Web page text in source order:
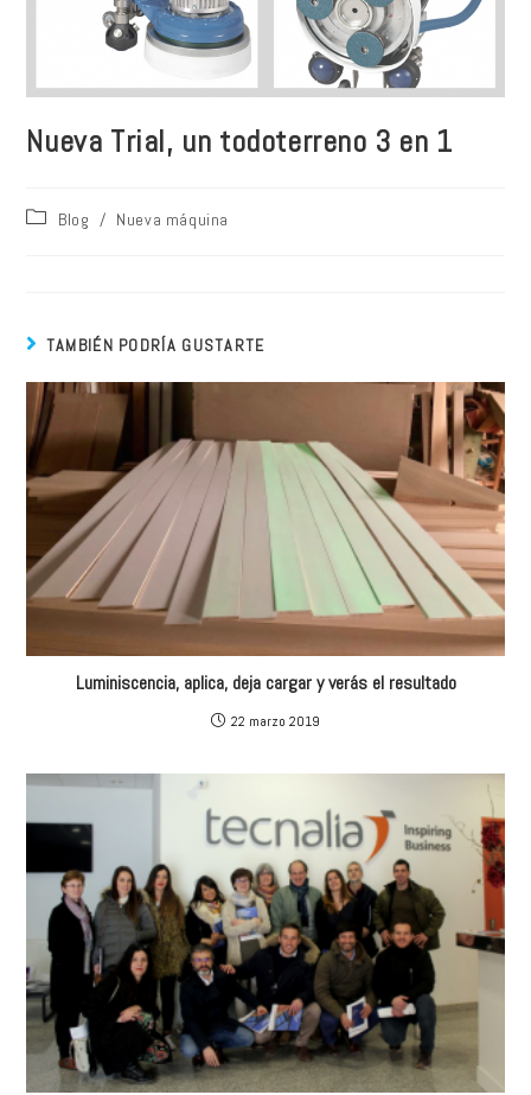
Nueva Trial, un todoterreno 3 en 1
Blog / Nueva máquina
TAMBIÉN PODRÍA GUSTARTE
Luminiscencia, aplica, deja cargar y verás el resultado
22 marzo 2019